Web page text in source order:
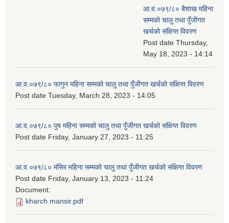
आ.व.०७९/८० बैशाख महिना
सम्मको चालु तथा पुँजीगत
खर्चको संक्षिप्त विवरण
Post date Thursday,
May 18, 2023 - 14:14
आ.व.०७९/८० फागुन महिना सम्मको चालु तथा पुँजीगत खर्चको संक्षिप्त विवरण
Post date Tuesday, March 28, 2023 - 14:05
आ.व.०७९/८० पुष महिना सम्मको चालु तथा पुँजीगत खर्चको संक्षिप्त विवरण
Post date Friday, January 27, 2023 - 11:25
आ.व.०७९/८० मंसिर महिना सम्मको चालु तथा पुँजीगत खर्चको संक्षिप्त विवरण
Post date Friday, January 13, 2023 - 11:24
Document:
kharch mansir.pdf